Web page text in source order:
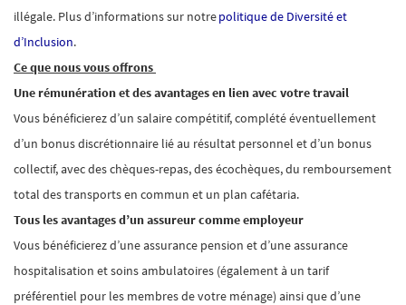
illégale. Plus d’informations sur notrepolitique de Diversité et
d’Inclusion.
Ce que nous vous offrons
Une rémunération et des avantages en lien avec votre travail
Vous bénéficierez d’un salaire compétitif, complété éventuellement
d’un bonus discrétionnaire lié au résultat personnel et d’un bonus
collectif, avec des chèques-repas, des écochèques, du remboursement
total des transports en commun et un plan cafétaria.
Tous les avantages d’un assureur comme employeur
Vous bénéficierez d’une assurance pension et d’une assurance
hospitalisation et soins ambulatoires (également à un tarif
préférentiel pour les membres de votre ménage) ainsi que d’une